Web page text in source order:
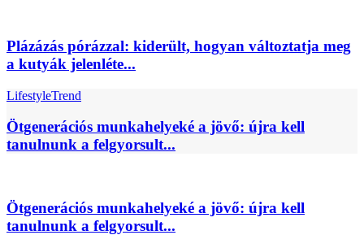
Plázázás pórázzal: kiderült, hogyan változtatja meg
a kutyák jelenléte...
LifestyleTrend
Ötgenerációs munkahelyeké a jövő: újra kell
tanulnunk a felgyorsult...
Ötgenerációs munkahelyeké a jövő: újra kell
tanulnunk a felgyorsult...